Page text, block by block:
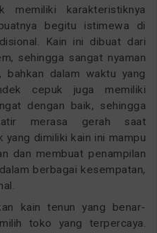
karakteristiknya
begitu istimewa di
Kain ini dibuat dari
sehingga sangat nyaman
bahkan dalam waktu yang
cepuk juga memiliki
dengan baik, sehingga
merasa gerah saat
yang dimiliki kain ini mampu
dan membuat penampilan
berbagai kesempatan,
kain tenun yang benar-
toko yang terpercaya.